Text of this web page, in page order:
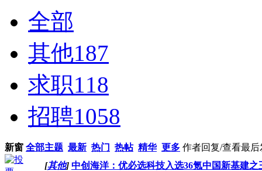
全部
其他187
求职118
招聘1058
新窗 全部主题 最新 热门 热帖 精华 更多 作者回复/查看最后
[其他] 中创海洋：优必选科技入选36氪中国新基建之